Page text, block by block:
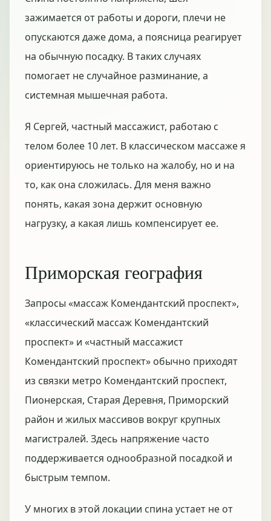
зажимается от работы и дороги, плечи не
опускаются даже дома, а поясница реагирует
на обычную посадку. В таких случаях
помогает не случайное разминание, а
системная мышечная работа.
Я Сергей, частный массажист, работаю с
телом более 10 лет. В классическом массаже я
ориентируюсь не только на жалобу, но и на
то, как она сложилась. Для меня важно
понять, какая зона держит основную
нагрузку, а какая лишь компенсирует ее.
Приморская география
Запросы «массаж Комендантский проспект»,
«классический массаж Комендантский
проспект» и «частный массажист
Комендантский проспект» обычно приходят
из связки метро Комендантский проспект,
Пионерская, Старая Деревня, Приморский
район и жилых массивов вокруг крупных
магистралей. Здесь напряжение часто
поддерживается однообразной посадкой и
быстрым темпом.
У многих в этой локации спина устает не от